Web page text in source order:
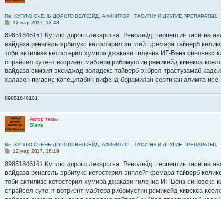
Re: КУПЛЮ ОЧЕНЬ ДОРОГО ВЕЛКЕЙД, АФИНИТОР , ТАСИГНУ И ДРУГИЕ ПРЕПАРАТЫ1
С
о
щ
е
и
е
12 мар 2017, 13:48
89851846161 Куплю дорого лекарства. Револейд, герцептин тасигна
вайдаза ренагель эрбитукс кетостерил энплейт фемара тайверб
тоби актилизе кетостерил хумира джакави гилениа ИГ-Вена
спрайсел сутент вотриент мабтера рибомустин ремикейд кивекса
вайдаза симзия эксиджад золадекс тайверб энбрел трастузамаб
халавен пегасис капецитабин вифенд борамилан сертикан алимта
89851846161
Автор темы
Slava
Re: КУПЛЮ ОЧЕНЬ ДОРОГО ВЕЛКЕЙД, АФИНИТОР , ТАСИГНУ И ДРУГИЕ ПРЕПАРАТЫ1
С
о
щ
е
и
е
12 мар 2017, 16:19
89851846161 Куплю дорого лекарства. Револейд, герцептин тасигна
вайдаза ренагель эрбитукс кетостерил энплейт фемара тайверб
тоби актилизе кетостерил хумира джакави гилениа ИГ-Вена
спрайсел сутент вотриент мабтера рибомустин ремикейд кивекса